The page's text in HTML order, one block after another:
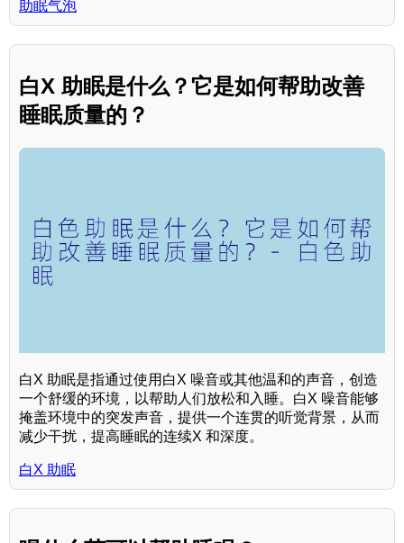
助眠气泡
白X 助眠是什么？它是如何帮助改善
睡眠质量的？
白X 助眠是指通过使用白X 噪音或其他温和的声音，创造
一个舒缓的环境，以帮助人们放松和入睡。白X 噪音能够
掩盖环境中的突发声音，提供一个连贯的听觉背景，从而
减少干扰，提高睡眠的连续X 和深度。
白X 助眠